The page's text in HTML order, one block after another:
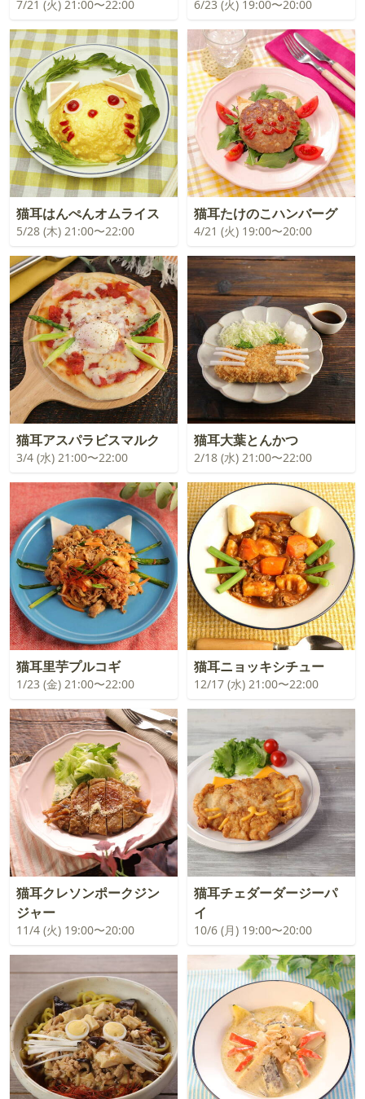
7/21 (火) 21:00〜22:00 6/23 (火) 19:00〜20:00
猫耳はんぺんオムライス
5/28 (木) 21:00〜22:00
猫耳たけのこハンバーグ
4/21 (火) 19:00〜20:00
猫耳アスパラビスマルク
3/4 (水) 21:00〜22:00
猫耳大葉とんかつ
2/18 (水) 21:00〜22:00
猫耳里芋プルコギ
1/23 (金) 21:00〜22:00
猫耳ニョッキシチュー
12/17 (水) 21:00〜22:00
猫耳クレソンポークジン
ジャー
11/4 (火) 19:00〜20:00
猫耳チェダーダージーパ
イ
10/6 (月) 19:00〜20:00